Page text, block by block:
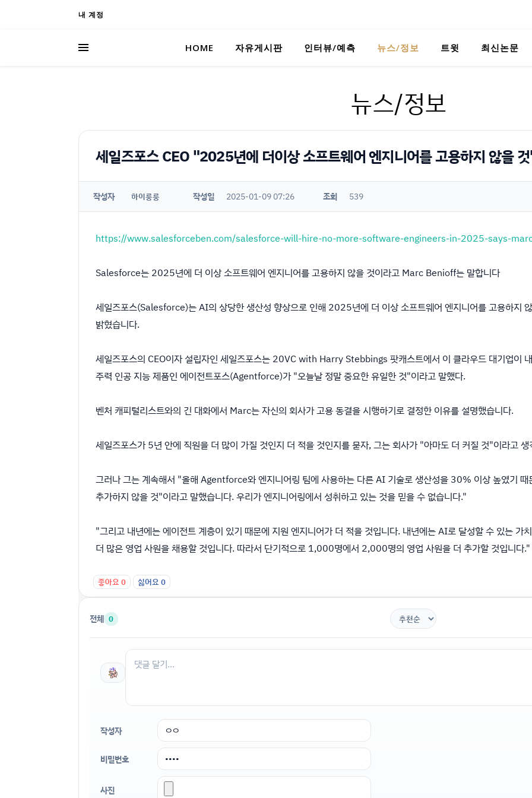
내 계정
HOME 자유게시판 인터뷰/예측 뉴스/정보 트윗 최신논문
뉴스/정보
세일즈포스 CEO "2025년에 더이상 소프트웨어 엔지니어를 고용하지 않을
작성자 하이룽룽 작성일 2025-01-09 07:26 조회 539
https://www.salesforceben.com/salesforce-will-hire-no-more-software-engineers-in-2025-says-
Salesforce는 2025년에 더 이상 소프트웨어 엔지니어를 고용하지 않을 것이라고 Marc Benioff는 말합니다
세일즈포스(Salesforce)는 AI의 상당한 생산성 향상으로 인해 2025년에 더 이상 소프트웨어 엔지니어를 고용하지
밝혔습니다.
세일즈포스의 CEO이자 설립자인 세일즈포스는 20VC with Harry Stebbings 팟캐스트에서 이 클라우드 대기업이
주력 인공 지능 제품인 에이전트포스(Agentforce)가 "오늘날 정말 중요한 유일한 것"이라고 말했다.
벤처 캐피털리스트와의 긴 대화에서 Marc는 자신의 회사가 고용 동결을 시행하기로 결정한 이유를 설명했습니다.
세일즈포스가 5년 안에 직원을 더 많이 가질 것인지 더 적을 것인지를 묻자, 그는 회사가 "아마도 더 커질 것"이라고
그러나 그는 계속해서 "올해 Agentforce와 엔지니어링 팀에 사용하는 다른 AI 기술로 생산성을 30% 이상 높였기 때
추가하지 않을 것"이라고 말했습니다. 우리가 엔지니어링에서 성취하고 있는 것을 믿을 수 없습니다."
"그리고 내년에는 에이전트 계층이 있기 때문에 지원 엔지니어가 더 적을 것입니다. 내년에는 AI로 달성할 수 있는 가
더 많은 영업 사원을 채용할 것입니다. 따라서 단기적으로 1,000명에서 2,000명의 영업 사원을 더 추가할 것입니다."
좋아요0 싫어요0
전체 0
작성자
비밀번호
사진